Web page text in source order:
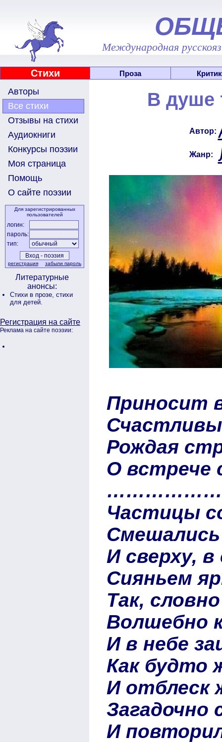
Международная
Стихи Проза
Авторы
Все стихи
Отзывы на стихи
Аудиокниги
Конкурсы поэзии
Моя страница
Помощь
О сайте поэзии
Для зарегистрированных
пользователей
логин:
пароль:
тип:
регистрация забыли пароль
Литературные
анонсы:
Стихи в прозе, стихи
для детей.
Регистрация на сайте
Реклама на сайте поэзии:
В душе
Автор:
Жанр:
Приносит
Рождая
О встрече
Частицы
Смешались
И сверху,
Сияньем
Так,
Волшебно
И в небе
Как будто
И отблеск
Загадочно
И